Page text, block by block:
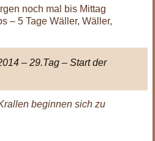
noch mal bis Mittag
– 5 Tage Wäller, Wäller,
– 29.Tag – Start der
beginnen sich zu